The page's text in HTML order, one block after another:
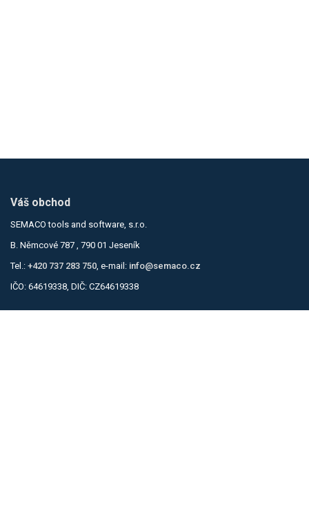
Váš obchod
SEMACO tools and software, s.r.o.
B. Němcové 787 , 790 01 Jeseník
Tel.: +420 737 283 750, e-mail: info@semaco.cz
IČO: 64619338, DIČ: CZ64619338